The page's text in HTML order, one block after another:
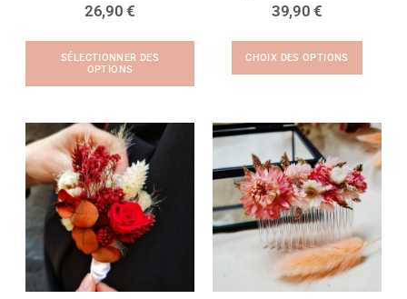
26,90€
SÉLECTIONNER DES
OPTIONS
39,90€
CHOIX DES OPTIONS